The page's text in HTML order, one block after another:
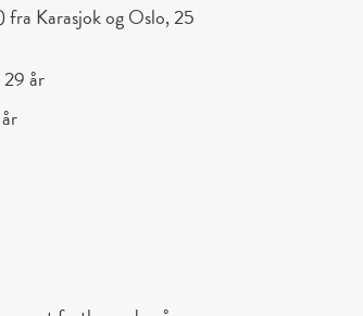
Karasjok og Oslo, 25
år